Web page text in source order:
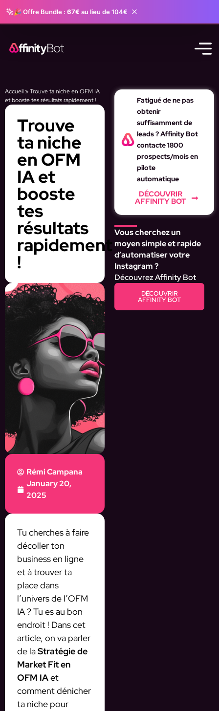
🎉 Offre Bundle : 67€ au lieu de 104€
Accueil»Trouve ta niche en OFM IA
et booste tes résultats rapidement !
Trouve
ta niche
en OFM
IA et
booste
tes
résultats
rapidement
!
Rémi Campana
January 20,
2025
Tu cherches à faire
décoller ton
business en ligne
et à trouver ta
place dans
l’univers de l’OFM
IA ? Tu es au bon
endroit ! Dans cet
article, on va parler
de laStratégie de
Market Fit en
OFM IAet
comment dénicher
ta niche pour
Fatigué de ne pas
obtenir
suffisamment de
leads ? Affinity Bot
contacte 1800
prospects/mois en
pilote
automatique
DÉCOUVRIR
AFFINITY BOT
Vous cherchez un
moyen simple et rapide
d’automatiser votre
Instagram ?
Découvrez Affinity Bot
DÉCOUVRIR
AFFINITY BOT